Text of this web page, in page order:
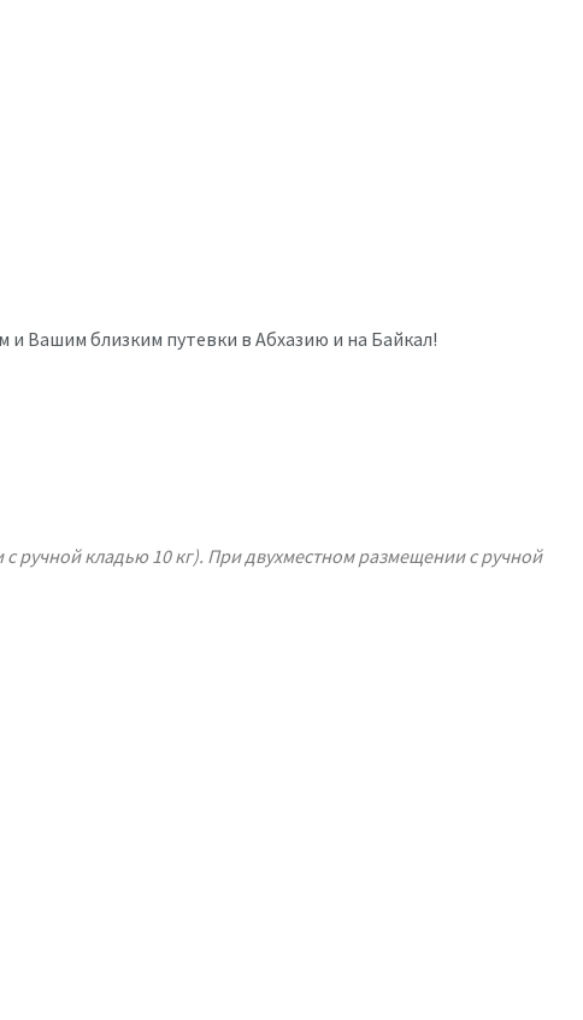
Вашим близким путевки в Абхазию и на Байкал!
ручной кладью 10 кг). При двухместном размещении с ручной